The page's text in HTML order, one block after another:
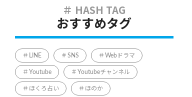
おすすめタグ
LINE SNS Webドラマ
Youtube Youtubeチャンネル
ほくろ占い ほのか